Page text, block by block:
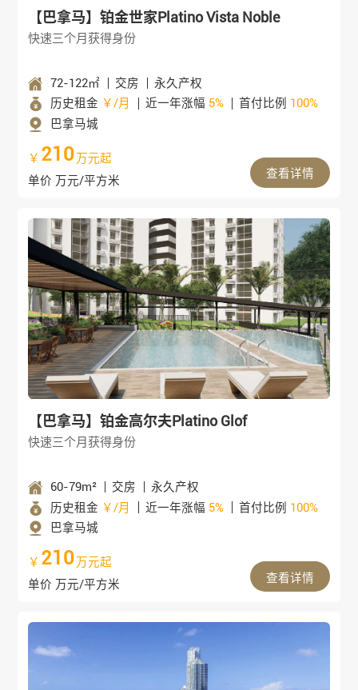
【巴拿马】铂金世家Platino Vista Noble
快速三个月获得身份
72-122㎡ 交房
永久产权
历史租金 ￥/月 近一年涨幅 5% 首付比例 100%
巴拿马城
￥ 210万元起
单价 万元/平方米
查看详情
【巴拿马】铂金高尔夫Platino Glof
快速三个月获得身份
60-79m² 交房
永久产权
历史租金 ￥/月 近一年涨幅 5% 首付比例 100%
巴拿马城
￥ 210万元起
单价 万元/平方米
查看详情